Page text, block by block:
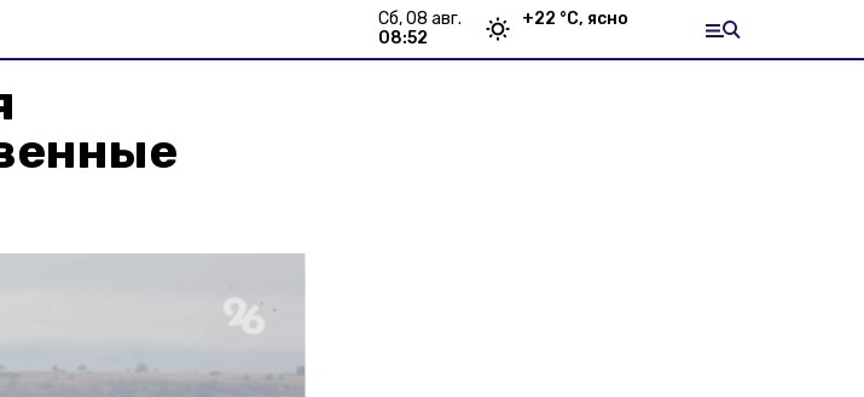
сб, 08 авг.
08:52
+22 °С, ясно